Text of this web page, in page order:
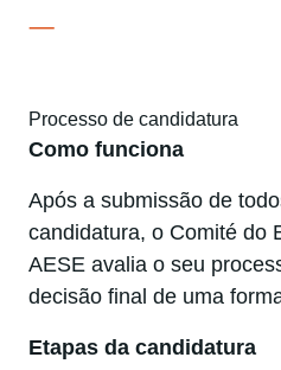
Processo de candidatura
Como funciona
Após a submissão de
candidatura, o Comité do
AESE avalia o seu
decisão final de uma
Etapas da candidatura